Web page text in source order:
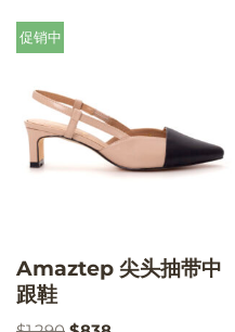
促销中
Amaztep 尖头抽带中
跟鞋